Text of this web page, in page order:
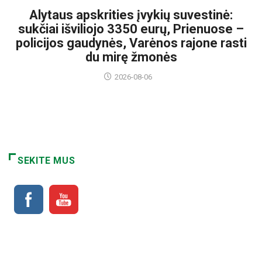
Alytaus apskrities įvykių suvestinė:
sukčiai išviliojo 3350 eurų, Prienuose –
policijos gaudynės, Varėnos rajone rasti
du mirę žmonės
2026-08-06
SEKITE MUS